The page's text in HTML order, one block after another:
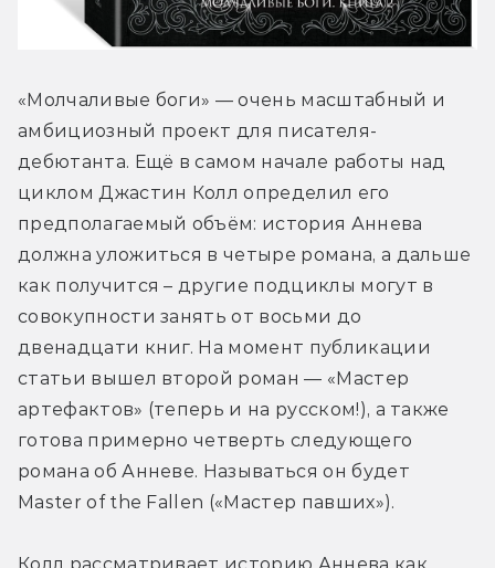
«Молчаливые боги» — очень масштабный и
амбициозный проект для писателя-
дебютанта. Ещё в самом начале работы над
циклом Джастин Колл определил его
предполагаемый объём: история Аннева
должна уложиться в четыре романа, а дальше
как получится – другие подциклы могут в
совокупности занять от восьми до
двенадцати книг. На момент публикации
статьи вышел второй роман — «Мастер
артефактов» (теперь и на русском!), а также
готова примерно четверть следующего
романа об Анневе. Называться он будет
Master of the Fallen («Мастер павших»).
Колл рассматривает историю Аннева как